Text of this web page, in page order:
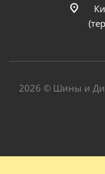
2026 © Шины и